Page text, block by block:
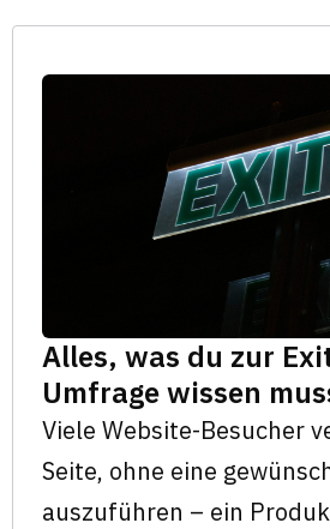
Alles, was du zur
Umfrage wissen
Viele Website-Besucher
Seite, ohne eine
auszuführen – ein